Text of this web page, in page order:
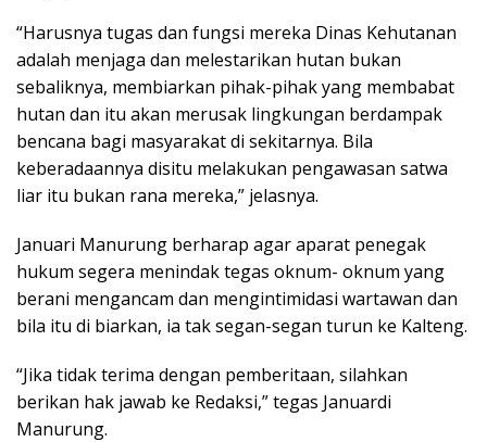
“Harusnya tugas dan fungsi mereka Dinas Kehutanan
adalah menjaga dan melestarikan hutan bukan
sebaliknya, membiarkan pihak-pihak yang membabat
hutan dan itu akan merusak lingkungan berdampak
bencana bagi masyarakat di sekitarnya. Bila
keberadaannya disitu melakukan pengawasan satwa
liar itu bukan rana mereka,” jelasnya.
Januari Manurung berharap agar aparat penegak
hukum segera menindak tegas oknum- oknum yang
berani mengancam dan mengintimidasi wartawan dan
bila itu di biarkan, ia tak segan-segan turun ke Kalteng.
“Jika tidak terima dengan pemberitaan, silahkan
berikan hak jawab ke Redaksi,” tegas Januardi
Manurung.